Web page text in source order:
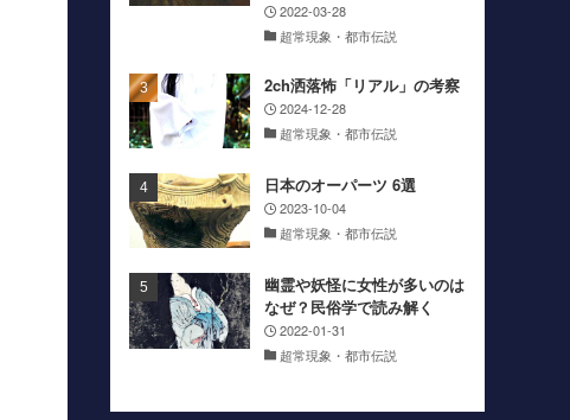
2022-03-28
超常現象・都市伝説
2ch洒落怖「リアル」の考察
2024-12-28
超常現象・都市伝説
日本のオーパーツ 6選
2023-10-04
超常現象・都市伝説
幽霊や妖怪に女性が多いのは
なぜ？民俗学で読み解く
2022-01-31
超常現象・都市伝説